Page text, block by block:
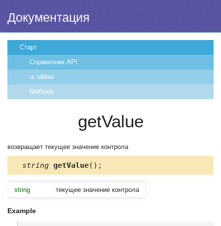
Документация
Старт
Справочник API
ui.tabbar
Methods
getValue
возвращает текущее значение контрола
string getValue();
string текущее значение контрола
Example